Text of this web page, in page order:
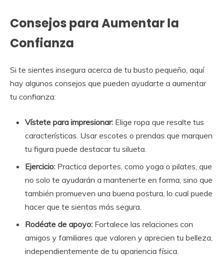
Consejos para Aumentar la
Confianza
Si te sientes insegura acerca de tu busto pequeño, aquí
hay algunos consejos que pueden ayudarte a aumentar
tu confianza:
Vístete para impresionar: Elige ropa que resalte tus
características. Usar escotes o prendas que marquen
tu figura puede destacar tu silueta.
Ejercicio: Practica deportes, como yoga o pilates, que
no solo te ayudarán a mantenerte en forma, sino que
también promueven una buena postura, lo cual puede
hacer que te sientas más segura.
Rodéate de apoyo: Fortalece las relaciones con
amigos y familiares que valoren y aprecien tu belleza,
independientemente de tu apariencia física.